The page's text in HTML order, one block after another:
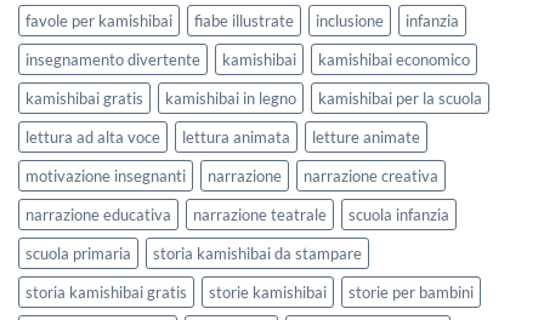
favole per kamishibai
fiabe illustrate inclusione
infanzia
insegnamento divertente
kamishibai
kamishibai economico
kamishibai gratis
kamishibai in legno
kamishibai per la scuola
lettura ad alta voce
lettura animata
letture animate
motivazione insegnanti
narrazione
narrazione creativa
narrazione educativa
narrazione teatrale
scuola infanzia
scuola primaria
storia kamishibai da stampare
storia kamishibai gratis
storie kamishibai
storie per bambini